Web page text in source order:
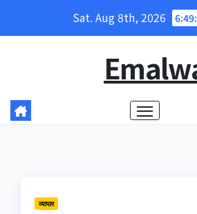
Sat. Aug 8th, 2026
व्यापार